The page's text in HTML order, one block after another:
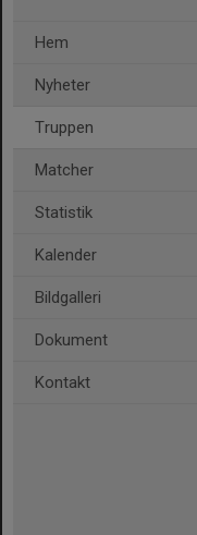
Hem
Nyheter
Truppen
Matcher
Statistik
Kalender
Bildgalleri
Dokument
Kontakt